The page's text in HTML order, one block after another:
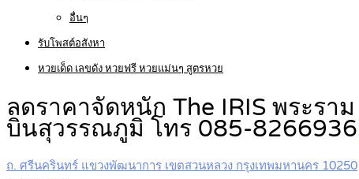
อื่นๆ
รับโพสต์อสังหา
หวยเด็ด เลขดัง หวยฟรี หวยแม่นๆ สูตรหวย
ลดราคาจัดหนัก The IRIS พระร
บินสุวรรณภูมิ โทร 085-8266936
ถ. ศรีนครินทร์ แขวงพัฒนาการ เขตสวนหลวง กรุงเทพมหานคร 10250